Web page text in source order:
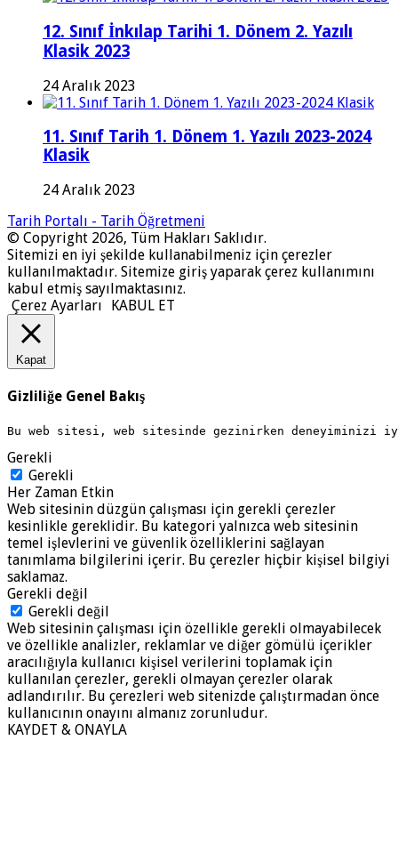
12. Sınıf İnkılap Tarihi 1. Dönem 2. Yazılı
Klasik 2023
24 Aralık 2023
11. Sınıf Tarih 1. Dönem 1. Yazılı 2023-2024
Klasik
24 Aralık 2023
Tarih Portalı - Tarih Öğretmeni
© Copyright 2026, Tüm Hakları Saklıdır.
Sitemizi en iyi şekilde kullanabilmeniz için çerezler
kullanılmaktadır. Sitemize giriş yaparak çerez kullanımını
kabul etmiş sayılmaktasınız.
Çerez Ayarları
KABUL ET
Kapat
Gizliliğe Genel Bakış
Bu web sitesi, web sitesinde gezinirken deneyiminizi
Gerekli
Gerekli
Her Zaman Etkin
Web sitesinin düzgün çalışması için gerekli çerezler
kesinlikle gereklidir. Bu kategori yalnızca web sitesinin
temel işlevlerini ve güvenlik özelliklerini sağlayan
tanımlama bilgilerini içerir. Bu çerezler hiçbir kişisel bilgiyi
saklamaz.
Gerekli değil
Gerekli değil
Web sitesinin çalışması için özellikle gerekli olmayabilecek
ve özellikle analizler, reklamlar ve diğer gömülü içerikler
aracılığıyla kullanıcı kişisel verilerini toplamak için
kullanılan çerezler, gerekli olmayan çerezler olarak
adlandırılır. Bu çerezleri web sitenizde çalıştırmadan önce
kullanıcının onayını almanız zorunludur.
KAYDET & ONAYLA